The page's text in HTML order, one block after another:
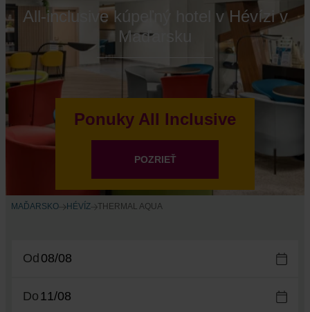
All-inclusive kúpeľný hotel v Hévízi v
Maďarsku
Ponuky All Inclusive
POZRIEŤ
MAĎARSKO HÉVÍZ THERMAL AQUA
Od
Do